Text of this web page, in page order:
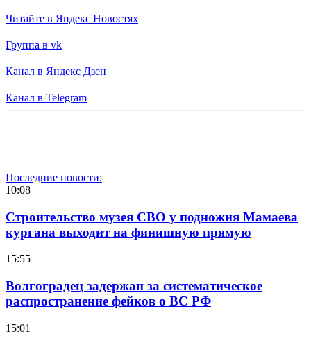
Читайте в Яндекс Новостях
Группа в vk
Канал в Яндекс Дзен
Канал в Telegram
Последние новости:
10:08
Строительство музея СВО у подножия Мамаева
кургана выходит на финишную прямую
15:55
Волгоградец задержан за систематическое
распространение фейков о ВС РФ
15:01